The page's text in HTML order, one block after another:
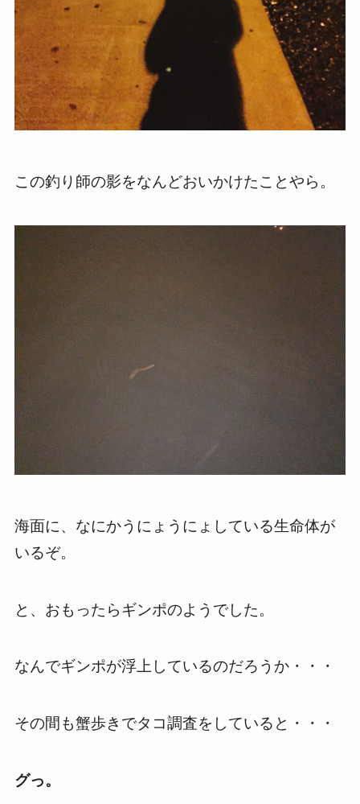
この釣り師の影をなんどおいかけたことやら。
海面に、なにかうにょうにょしている生命体が
いるぞ。
と、おもったらギンポのようでした。
なんでギンポが浮上しているのだろうか・・・
その間も蟹歩きでタコ調査をしていると・・・
グっ。